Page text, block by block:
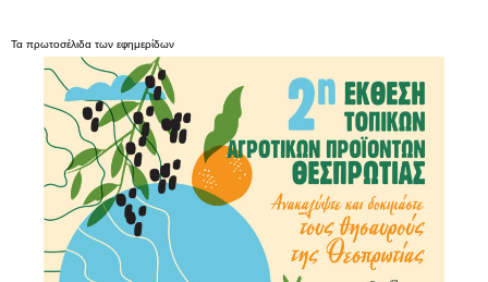
Τα πρωτοσέλιδα των εφημερίδων